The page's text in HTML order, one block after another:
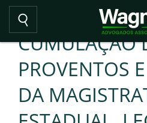
CUMULAÇÃO
PROVENTOS
DA